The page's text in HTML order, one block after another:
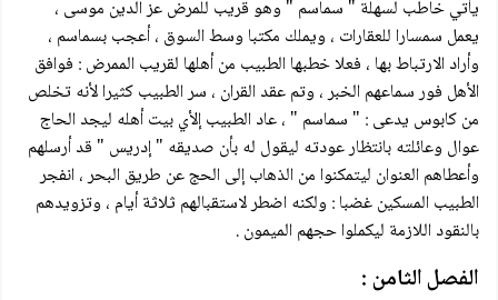
يأتي خاطب لسهلة " سماسم " وهو قريب للمرض عز الدين موسى ،
يعمل سمسارا للعقارات ، ويملك مكتبا وسط السوق ، أعجب بسماسم ،
وأراد الارتباط بها ، فعلا خطبها الطبيب من أهلها لقريب الممرض : فوافق
الأهل فور سماعهم الخبر ، وتم عقد القران ، سر الطبيب كثيرا لأنه تخلص
من كابوس يدعى : " سماسم " ، عاد الطبيب إلأي بيت أهله ليجد الحاج
عوال وعائلته بانتظار عودته ليقول له بأن صديقه " إدريس " قد أرسلهم
وأعطاهم العنوان ليتمكنوا من الذهاب إلى الحج عن طريق البحر ، انفجر
الطبيب المسكين غضبا : ولكنه اضطر لاستقبالهم ثلاثة أيام ، وتزويدهم
بالنقود اللازمة ليكملوا حجهم الميمون .
الفصل الثامن :